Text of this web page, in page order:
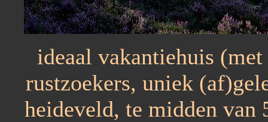
ideaal vakantiehuis
rustzoekers, uniek
heideveld, te midden van